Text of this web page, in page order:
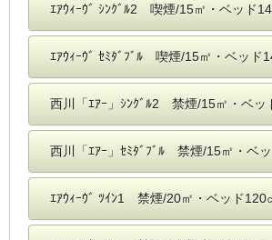
ｴｱｳｨｰｳﾞ ｼﾝｸﾞﾙ2 喫煙/15㎡・ベッド
ｴｱｳｨｰｳﾞ ｾﾐﾀﾞﾌﾞﾙ 喫煙/15㎡・ベッド
西川「ｴｱｰ」ｼﾝｸﾞﾙ2 禁煙/15㎡・ベッ
西川「ｴｱｰ」ｾﾐﾀﾞﾌﾞﾙ 禁煙/15㎡・ベ
ｴｱｳｨｰｳﾞ ﾂｲﾝ1 禁煙/20㎡・ベッド120